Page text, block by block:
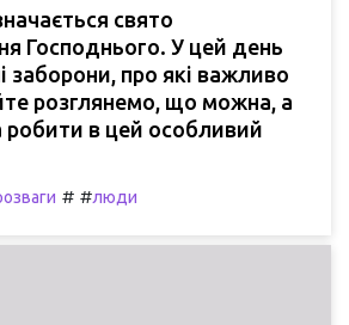
свято
Господнього. У цей день
заборони, про які важливо
розглянемо, що можна, а
в цей особливий
# #люди